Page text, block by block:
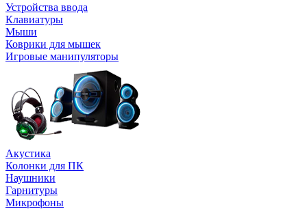
Устройства ввода
Клавиатуры
Мыши
Коврики для мышек
Игровые манипуляторы
Акустика
Колонки для ПК
Наушники
Гарнитуры
Микрофоны